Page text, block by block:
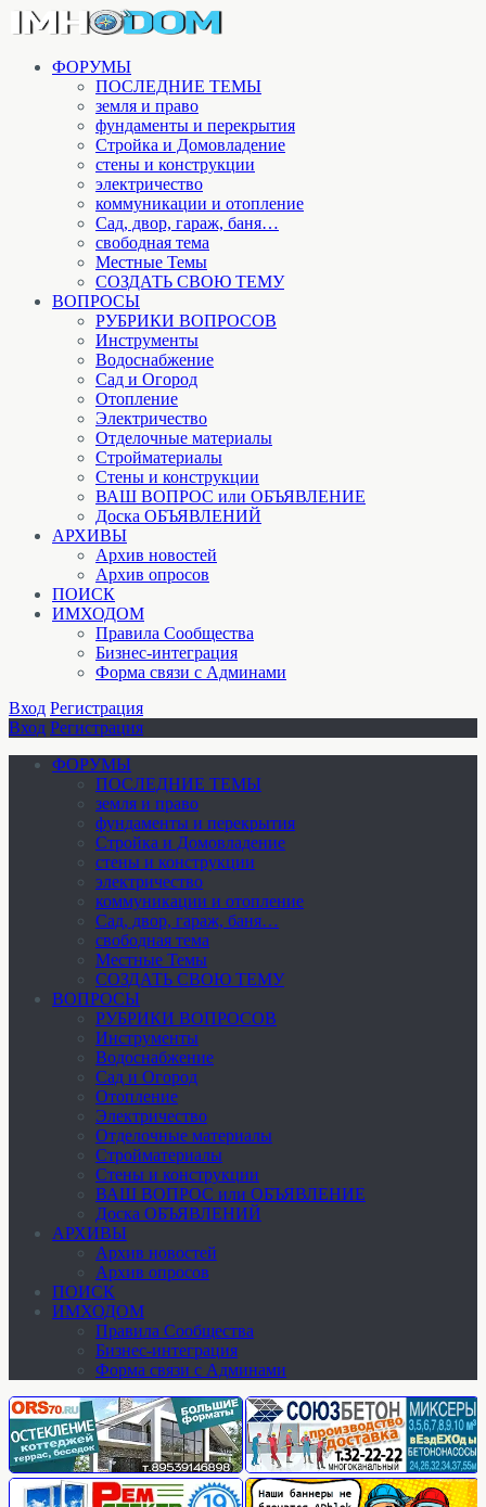
ФОРУМЫ
ПОСЛЕДНИЕ ТЕМЫ
земля и право
фундаменты и перекрытия
Стройка и Домовладение
стены и конструкции
электричество
коммуникации и отопление
Cад, двор, гараж, баня…
свободная тема
Местные Темы
СОЗДАТЬ СВОЮ ТЕМУ
ВОПРОСЫ
РУБРИКИ ВОПРОСОВ
Инструменты
Водоснабжение
Сад и Огород
Отопление
Электричество
Отделочные материалы
Стройматериалы
Стены и конструкции
ВАШ ВОПРОС или ОБЪЯВЛЕНИЕ
Доска ОБЪЯВЛЕНИЙ
АРХИВЫ
Архив новостей
Архив опросов
ПОИСК
ИМХОДОМ
Правила Сообщества
Бизнес-интеграция
Форма связи с Админами
Вход Регистрация
Вход Регистрация
ФОРУМЫ
ПОСЛЕДНИЕ ТЕМЫ
земля и право
фундаменты и перекрытия
Стройка и Домовладение
стены и конструкции
электричество
коммуникации и отопление
Cад, двор, гараж, баня…
свободная тема
Местные Темы
СОЗДАТЬ СВОЮ ТЕМУ
ВОПРОСЫ
РУБРИКИ ВОПРОСОВ
Инструменты
Водоснабжение
Сад и Огород
Отопление
Электричество
Отделочные материалы
Стройматериалы
Стены и конструкции
ВАШ ВОПРОС или ОБЪЯВЛЕНИЕ
Доска ОБЪЯВЛЕНИЙ
АРХИВЫ
Архив новостей
Архив опросов
ПОИСК
ИМХОДОМ
Правила Сообщества
Бизнес-интеграция
Форма связи с Админами